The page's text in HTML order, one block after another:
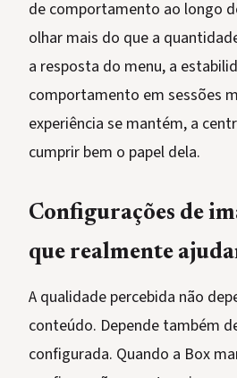
de comportamento ao longo
olhar mais do que a
a resposta do menu, a
comportamento em sessões
experiência se mantém, a
cumprir bem o papel dela.
Configurações de
que realmente
A qualidade percebida não
conteúdo. Depende também
configurada. Quando a Box